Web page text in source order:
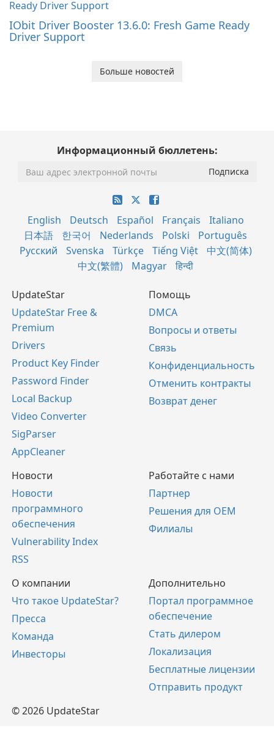
IObit Driver Booster 13.6.0: Fresh Game Ready
Driver Support
Больше новостей
Информационный бюллетень:
English Deutsch Español Français
Italiano
日本語
한국어 Nederlands Polski
Português
Русский
Svenska Türkçe Tiếng Việt
中文(简体)
中文(繁體)
Magyar हिन्दी
UpdateStar
UpdateStar Free &
Premium
Drivers
Product Key Finder
Password Finder
Local Backup
Video Converter
SigParser
AppCleaner
Помощь
DMCA
Вопросы и ответы
Связь
Конфиденциальность
Отменить контракты
Возврат денег
Новости
Новости
программного
обеспечения
Vulnerability Index
RSS
Работайте с нами
Партнер
Решения для OEM
Филиалы
О компании
Что такое UpdateStar?
Пресса
Команда
Инвесторы
Дополнительно
Портал программное
обеспечение
Стать дилером
Локализация
Бесплатные лицензии
Отправить продукт
© 2026 UpdateStar